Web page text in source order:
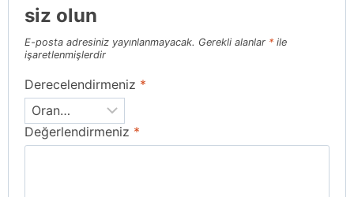
siz olun
E-posta adresiniz yayınlanmayacak. Gerekli alanlar *ile
işaretlenmişlerdir
Derecelendirmeniz *
Değerlendirmeniz *